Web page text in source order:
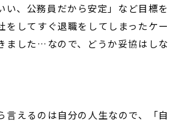
い、公務員だから安定」など目標を
をしてすぐ退職をしてしまったケー
ました…なので、どうか妥協はしな
言えるのは自分の人生なので、「自